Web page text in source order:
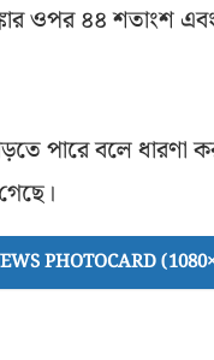
ওপর ৪৪ শতাংশ
পারে বলে ধারণা
PHOTOCARD